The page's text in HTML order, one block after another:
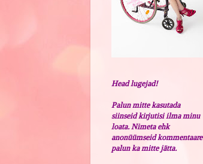
Head lugejad!
Palun mitte kasutada
siinseid kirjutisi ilma minu
loata. Nimeta ehk
anonüümseid kommentaare
palun ka mitte jätta.